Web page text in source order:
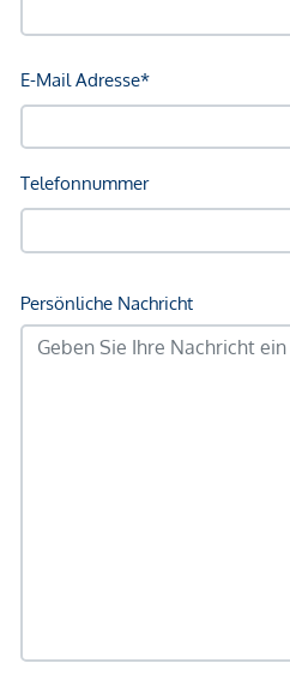
*Der Vertrag kommt nicht mit
Immobilienunternehmen
Vertragsabschluss resultierende
gegenüber dem anbietenden
unverbindliche
Gewähr erfolgen. Der Vermittler